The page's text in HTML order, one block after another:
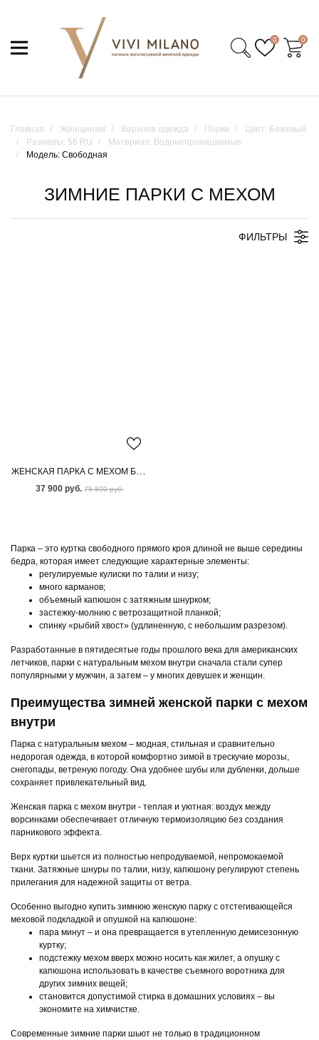
0 0
Главная Женщинам Верхняя одежда Парки
Цвет: Бежевый
Размеры: 56 RU
Материал: Водонепроницаемые
Модель: Свободная
ЗИМНИЕ ПАРКИ С МЕХОМ
ФИЛЬТРЫ
ЖЕНСКАЯ ПАРКА С МЕХОМ БЕНГАЛЬСКОЙ ЛИСЫ
37 900 руб. 75 800 руб.
Парка – это куртка свободного прямого кроя длиной не выше середины
бедра, которая имеет следующие характерные элементы:
регулируемые кулиски по талии и низу;
много карманов;
объемный капюшон с затяжным шнурком;
застежку-молнию с ветрозащитной планкой;
спинку «рыбий хвост» (удлиненную, с небольшим разрезом).
Разработанные в пятидесятые годы прошлого века для американских
летчиков, парки с натуральным мехом внутри сначала стали супер
популярными у мужчин, а затем – у многих девушек и женщин.
Преимущества зимней женской парки с мехом
внутри
Парка с натуральным мехом – модная, стильная и сравнительно
недорогая одежда, в которой комфортно зимой в трескучие морозы,
снегопады, ветреную погоду. Она удобнее шубы или дубленки, дольше
сохраняет привлекательный вид.
Женская парка с мехом внутри - теплая и уютная: воздух между
ворсинками обеспечивает отличную термоизоляцию без создания
парникового эффекта.
Верх куртки шьется из полностью непродуваемой, непромокаемой
ткани. Затяжные шнуры по талии, низу, капюшону регулируют степень
прилегания для надежной защиты от ветра.
Особенно выгодно купить зимнюю женскую парку с отстегивающейся
меховой подкладкой и опушкой на капюшоне:
пара минут – и она превращается в утепленную демисезонную
куртку;
подстежку мехом вверх можно носить как жилет, а опушку с
капюшона использовать в качестве съемного воротника для
других зимних вещей;
становится допустимой стирка в домашних условиях – вы
экономите на химчистке.
Современные зимние парки шьют не только в традиционном